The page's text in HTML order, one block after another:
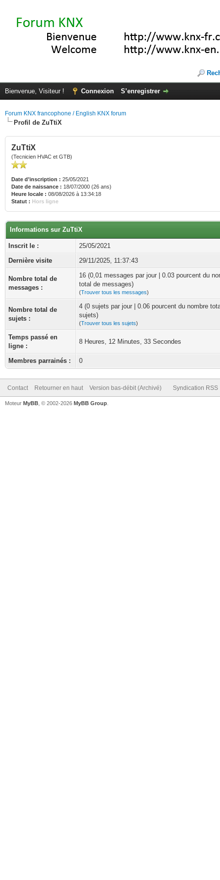
Bienvenue, Visiteur ! Connexion S’enregistrer
Forum KNX francophone / English KNX forum
Profil de ZuTtiX
ZuTtiX
(Tecnicien HVAC et GTB)
Date d’inscription : 25/05/2021
Date de naissance : 18/07/2000 (26 ans)
Heure locale : 08/08/2026 à 13:34:18
Statut : Hors ligne
Informations sur ZuTtiX
Inscrit le :
25/05/2021
Dernière visite
29/11/2025, 11:37:43
Nombre total de
messages :
16 (0,01 messages par jour | 0.03 pourcent du
total de messages)
(Trouver tous les messages)
Nombre total de
sujets :
4 (0 sujets par jour | 0.06 pourcent du nombre
sujets)
(Trouver tous les sujets)
Temps passé en
ligne :
8 Heures, 12 Minutes, 33 Secondes
Membres parrainés : 0
Contact Retourner en haut Version bas-débit (Archivé) Syndication RSS
Moteur MyBB , © 2002-2026 MyBB Group